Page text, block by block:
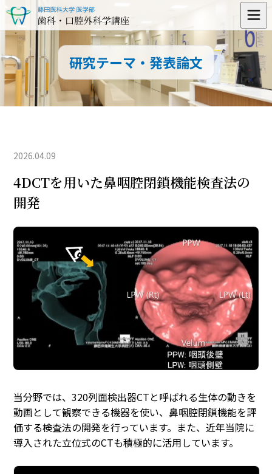
研究テーマ・発表論文
2026.04.09
4DCTを用いた鼻咽腔閉鎖機能検査法の
開発
当分野では、320列面検出器CTと呼ばれる生体の動きを
動画として観察できる機器を使い、鼻咽腔閉鎖機能を評
価する検査法の開発を行っています。また、近年当院に
導入された立位式のCTも積極的に活用しています。